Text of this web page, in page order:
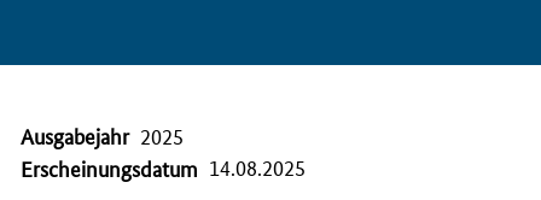
Ausgabejahr 2025
Erscheinungsdatum 14.08.2025